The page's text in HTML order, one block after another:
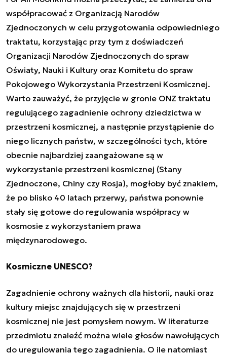
współpracować z Organizacją Narodów
Zjednoczonych w celu przygotowania odpowiedniego
traktatu, korzystając przy tym z doświadczeń
Organizacji Narodów Zjednoczonych do spraw
Oświaty, Nauki i Kultury oraz Komitetu do spraw
Pokojowego Wykorzystania Przestrzeni Kosmicznej.
Warto zauważyć, że przyjęcie w gronie ONZ traktatu
regulującego zagadnienie ochrony dziedzictwa w
przestrzeni kosmicznej, a następnie przystąpienie do
niego licznych państw, w szczególności tych, które
obecnie najbardziej zaangażowane są w
wykorzystanie przestrzeni kosmicznej (Stany
Zjednoczone, Chiny czy Rosja), mogłoby być znakiem,
że po blisko 40 latach przerwy, państwa ponownie
stały się gotowe do regulowania współpracy w
kosmosie z wykorzystaniem prawa
międzynarodowego.
Kosmiczne UNESCO?
Zagadnienie ochrony ważnych dla historii, nauki oraz
kultury miejsc znajdujących się w przestrzeni
kosmicznej nie jest pomysłem nowym. W literaturze
przedmiotu znaleźć można wiele głosów nawołujących
do uregulowania tego zagadnienia. O ile natomiast